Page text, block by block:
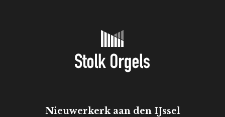
Nieuwerkerk aan den IJssel